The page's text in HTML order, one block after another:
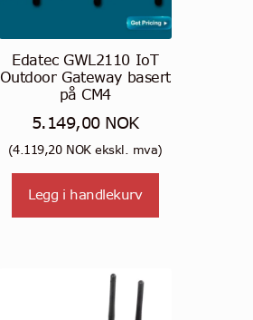
Edatec GWL2110 IoT
Outdoor Gateway basert
på CM4
5.149,00 NOK
(4.119,20 NOKekskl. mva)
Legg i handlekurv